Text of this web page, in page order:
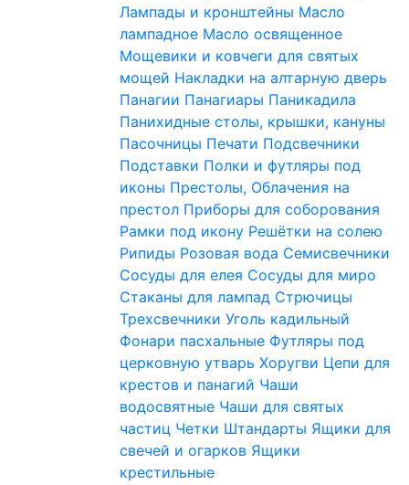
Лампады и кронштейны Масло
лампадное Масло освященное
Мощевики и ковчеги для святых
мощей Накладки на алтарную дверь
Панагии Панагиары Паникадила
Панихидные столы, крышки, кануны
Пасочницы Печати Подсвечники
Подставки Полки и футляры под
иконы Престолы, Облачения на
престол Приборы для соборования
Рамки под икону Решётки на солею
Рипиды Розовая вода Семисвечники
Сосуды для елея Сосуды для миро
Стаканы для лампад Стрючицы
Трехсвечники Уголь кадильный
Фонари пасхальные Футляры под
церковную утварь Хоругви Цепи для
крестов и панагий Чаши
водосвятные Чаши для святых
частиц Четки Штандарты Ящики для
свечей и огарков Ящики
крестильные